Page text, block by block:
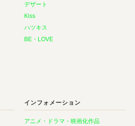
デザート
Kiss
ハツキス
BE・LOVE
インフォメーション
アニメ・ドラマ・映画化作品